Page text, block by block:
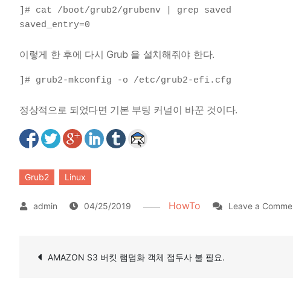
]# cat /boot/grub2/grubenv | grep saved
saved_entry=0
이렇게 한 후에 다시 Grub 을 설치해줘야 한다.
]# grub2-mkconfig -o /etc/grub2-efi.cfg
정상적으로 되었다면 기본 부팅 커널이 바꾼 것이다.
Grub2 Linux
04/25/2019 HowTo Leave a
글AMAZON S3 버킷 램덤화 객체 접두사 불 필요.